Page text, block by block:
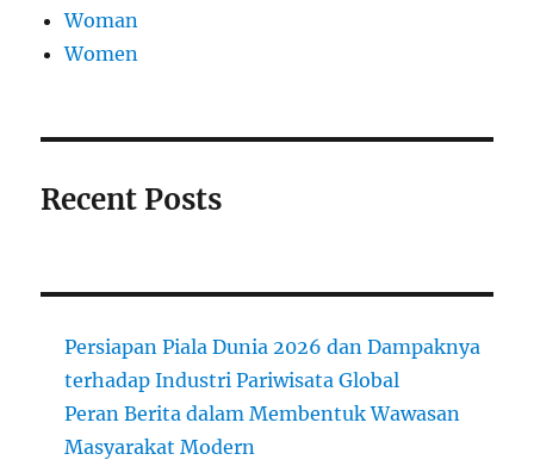
Woman
Women
Recent Posts
Persiapan Piala Dunia 2026 dan Dampaknya
terhadap Industri Pariwisata Global
Peran Berita dalam Membentuk Wawasan
Masyarakat Modern